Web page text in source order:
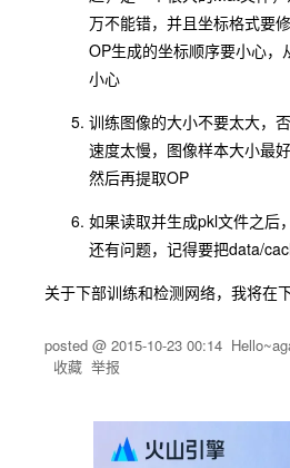
万不能错，并且坐标格式要
OP生成的坐标顺序要小心
小心
训练图像的大小不要太大，
速度太慢，图像样本大小最
然后再提取OP
如果读取并生成pkl文件之后
还有问题，记得要把data/
关于下部训练和检测网络，我将在
posted @ 2015-10-23 00:14
收藏 举报